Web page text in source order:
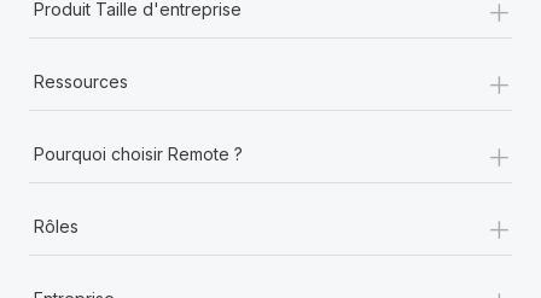
Produit Taille d'entreprise
Ressources +
Pourquoi choisir Remote ? +
Rôles +